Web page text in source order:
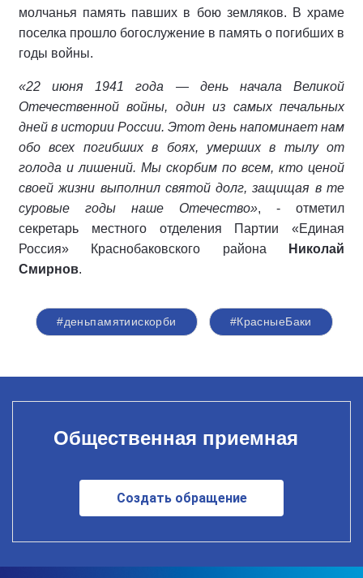
молчанья память павших в бою земляков. В храме
поселка прошло богослужение в память о погибших в
годы войны.
«22 июня 1941 года — день начала Великой
Отечественной войны, один из самых печальных
дней в истории России. Этот день напоминает нам
обо всех погибших в боях, умерших в тылу от
голода и лишений. Мы скорбим по всем, кто ценой
своей жизни выполнил святой долг, защищая в те
суровые годы наше Отечество», - отметил
секретарь местного отделения Партии «Единая
Россия» Краснобаковского района
Николай
Смирнов.
#деньпамятиискорби #КрасныеБаки
Общественная приемная
Создать обращение